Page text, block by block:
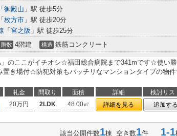
「 御殿山 」駅 徒歩5分
「 枚方市 」駅 徒歩20分
「 宮之阪 」駅 徒歩25分
階数 4階建 構造 鉄筋コンクリート
」のここがイチオシ☆福田総合病院まで341mです☆使い
置き場付☆防犯対策もバッチリなマンションタイプの物件
礼金 間取り 面積 詳細
検討リス
20万円 2LDK 48.00㎡ 詳細を見る 追加する
該当公開件数1棟 空き数1件 1-1